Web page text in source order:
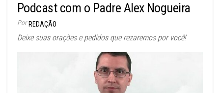
Podcast com o Padre Alex Nogueira
Por REDAÇÃO
Deixe suas orações e pedidos que rezaremos por você!